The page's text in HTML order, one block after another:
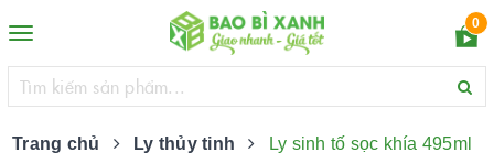
Toggle
navigation
0
Trang chủ Ly thủy tinh
Ly sinh tố sọc khía 495ml